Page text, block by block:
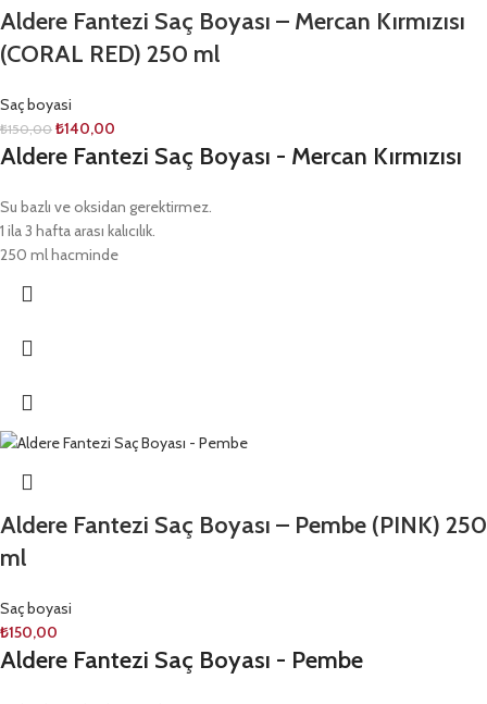
Aldere Fantezi Saç Boyası – Mercan Kırmızısı
(CORAL RED) 250 ml
Saç boyasi
₺150,00 ₺140,00
Aldere Fantezi Saç Boyası - Mercan Kırmızısı
Su bazlı ve oksidan gerektirmez.
1 ila 3 hafta arası kalıcılık.
250 ml hacminde
Aldere Fantezi Saç Boyası – Pembe (PINK) 250
ml
Saç boyasi
₺150,00
Aldere Fantezi Saç Boyası - Pembe